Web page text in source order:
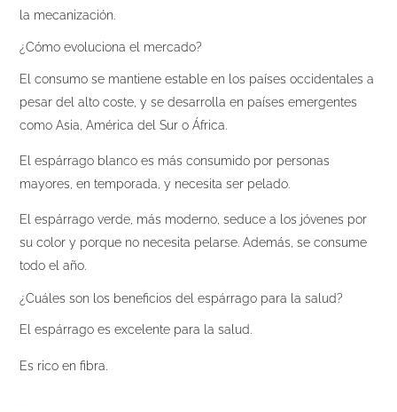
la mecanización.
¿Cómo evoluciona el mercado?
El consumo se mantiene estable en los países occidentales a
pesar del alto coste, y se desarrolla en países emergentes
como Asia, América del Sur o África.
El espárrago blanco es más consumido por personas
mayores, en temporada, y necesita ser pelado.
El espárrago verde, más moderno, seduce a los jóvenes por
su color y porque no necesita pelarse. Además, se consume
todo el año.
¿Cuáles son los beneficios del espárrago para la salud?
El espárrago es excelente para la salud.
Es rico en fibra.